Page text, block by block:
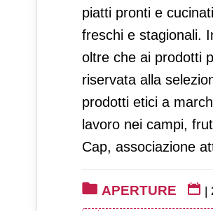
piatti pronti e
freschi e stagionali.
oltre che ai prodotti
riservata alla
prodotti etici a
lavoro nei campi,
Cap, associazione
APERTURE |